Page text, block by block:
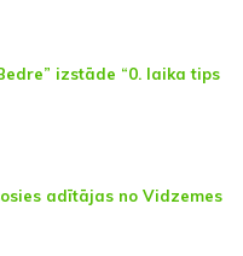
izstāde “0. laika tips
adītājas no Vidzemes